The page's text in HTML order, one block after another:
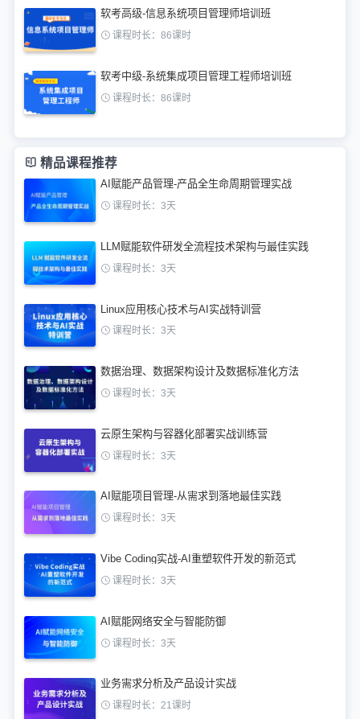
软考高级-信息系统项目管理师培训班
课程时长：86课时
软考中级-系统集成项目管理工程师培训班
课程时长：86课时
精品课程推荐
AI赋能产品管理-产品全生命周期管理实战
课程时长：3天
LLM赋能软件研发全流程技术架构与最佳实践
课程时长：3天
Linux应用核心技术与AI实战特训营
课程时长：3天
数据治理、数据架构设计及数据标准化方法
课程时长：3天
云原生架构与容器化部署实战训练营
课程时长：3天
AI赋能项目管理-从需求到落地最佳实践
课程时长：3天
Vibe Coding实战-AI重塑软件开发的新范式
课程时长：3天
AI赋能网络安全与智能防御
课程时长：3天
业务需求分析及产品设计实战
课程时长：21课时